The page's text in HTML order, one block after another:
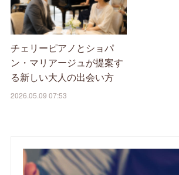
チェリーピアノとショパ
ン・マリアージュが提案す
る新しい大人の出会い方
2026.05.09 07:53